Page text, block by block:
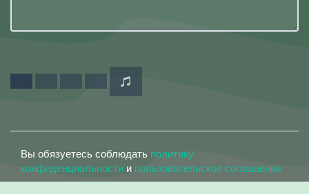
Вы обязуетесь соблюдать политику
конфиденциальности и пользовательское соглашение